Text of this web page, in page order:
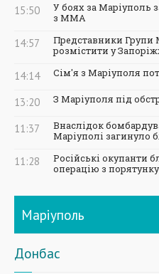
15:50
У боях за Маріуполь
з ММА
14:57
Представники Групи
розмістити у
14:14 Сім'я з Маріуполя
13:20 З Маріуполя під
11:37
Внаслідок
Маріуполі загинуло
11:28
Російські окупанти
операцію з
Маріуполь
Донбас